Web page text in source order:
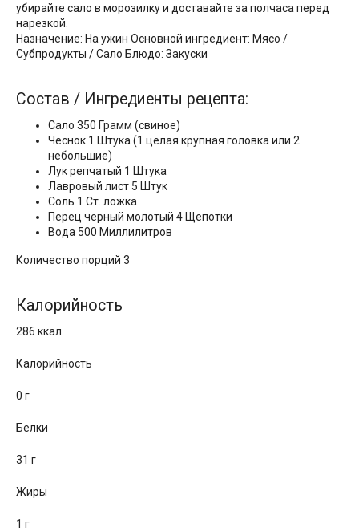
убирайте сало в морозилку и доставайте за полчаса перед
нарезкой.
Назначение: На ужин Основной ингредиент: Мясо /
Субпродукты / Сало Блюдо: Закуски
Состав / Ингредиенты рецепта:
Сало 350 Грамм (свиное)
Чеснок 1 Штука (1 целая крупная головка или 2
небольшие)
Лук репчатый 1 Штука
Лавровый лист 5 Штук
Соль 1 Ст. ложка
Перец черный молотый 4 Щепотки
Вода 500 Миллилитров
Количество порций 3
Калорийность
286 ккал
Калорийность
0 г
Белки
31 г
Жиры
1 г